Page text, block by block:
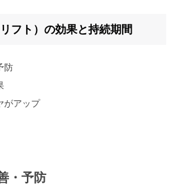
フト）の効果と持続期間
防
がアップ
・予防